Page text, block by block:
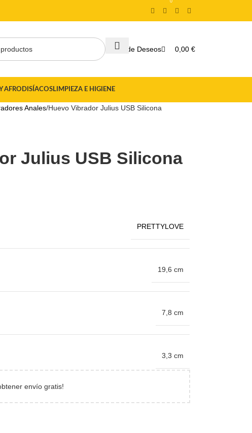
Lista de Deseos
0
0,00 €
AFRODISÍACOSLIMPIEZA E HIGIENE
Anales Huevo Vibrador Julius USB Silicona
Julius USB Silicona
PRETTYLOVE
19,6 cm
7,8 cm
3,3 cm
envío gratis!